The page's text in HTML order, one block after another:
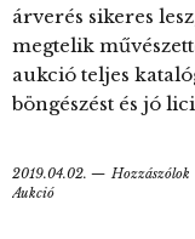
árverés sikeres
megtelik
aukció teljes
böngészést és jó
2019.04.02.
Hozzászólok
Aukció